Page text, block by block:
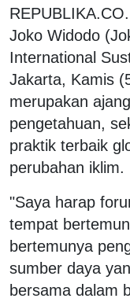
Joko Widodo
International
Jakarta, Kamis
merupakan
pengetahuan,
praktik terbaik
perubahan iklim.
"Saya harap
tempat
bertemunya
sumber daya
bersama dalam